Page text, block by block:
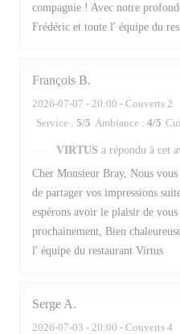
compagnie ! Avec notre
Frédéric et toute l' équipe du
François B
2026-07-07 - 20:00 - Couverts 2
Service : 5/5 Ambiance : 4/5
VIRTUS a répondu à cet
Cher Monsieur Bray, Nous
de partager vos impressions
espérons avoir le plaisir de
prochainement, Bien
l' équipe du restaurant Virtus
Serge A
2026-07-03 - 20:00 - Couverts 4